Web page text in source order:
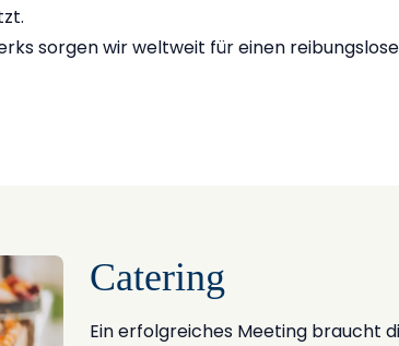
sorgen wir weltweit für einen
Catering
Ein erfolgreiches Meeting braucht